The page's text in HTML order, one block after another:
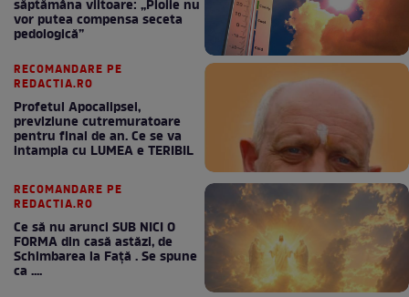
săptămâna viitoare: „Ploile nu
vor putea compensa seceta
pedologică”
RECOMANDARE PE
REDACTIA.RO
Profetul Apocalipsei,
previziune cutremuratoare
pentru final de an. Ce se va
intampla cu LUMEA e TERIBIL
RECOMANDARE PE
REDACTIA.RO
Ce să nu arunci SUB NICI O
FORMA din casă astăzi, de
Schimbarea la Față . Se spune
ca ....